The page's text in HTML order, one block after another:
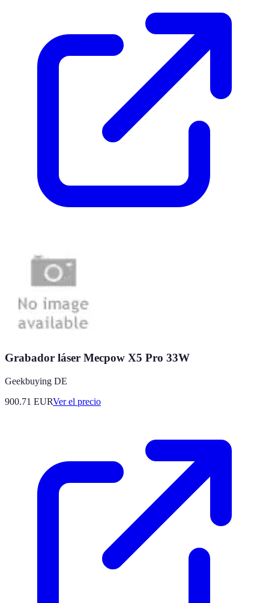
Grabador láser Mecpow X5 Pro 33W
Geekbuying DE
900.71 EURVer el precio